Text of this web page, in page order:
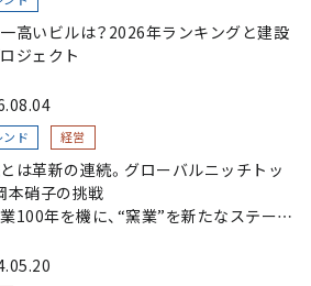
高いビルは？2026年ランキングと建設
ジェクト
ンド 経営
は革新の連続。グローバルニッチトッ
本硝子の挑戦
100年を機に、“窯業”を新たなステージ